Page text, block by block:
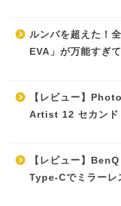
ルンバを超えた！
EVA」が万能すぎ
【レビュー】
Artist 12 セカンド
【レビュー】
Type-Cでミラーレ